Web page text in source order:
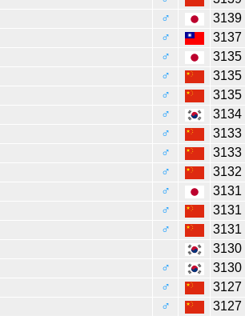
♂
3139
♂
3137
♂
3135
♂
3135
♂
3135
♂
3134
♂
3133
♂
3133
♂
3132
♂
3131
♂
3131
♂
3131
3130
♂
3130
♂
3127
♂
3127